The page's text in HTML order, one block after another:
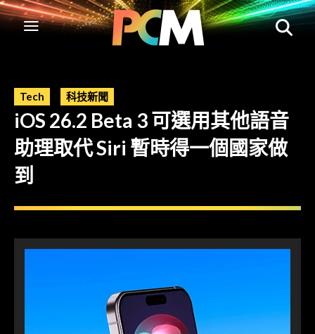
Tech 科技新聞
iOS 26.2 Beta 3 可選用其他語音
助理取代 Siri 暫時得一個國家做
到